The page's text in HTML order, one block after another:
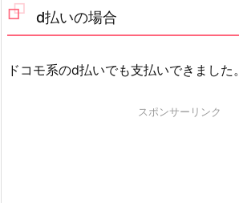
d払いの場合
ドコモ系のd払いでも支払いできました。
スポンサーリンク